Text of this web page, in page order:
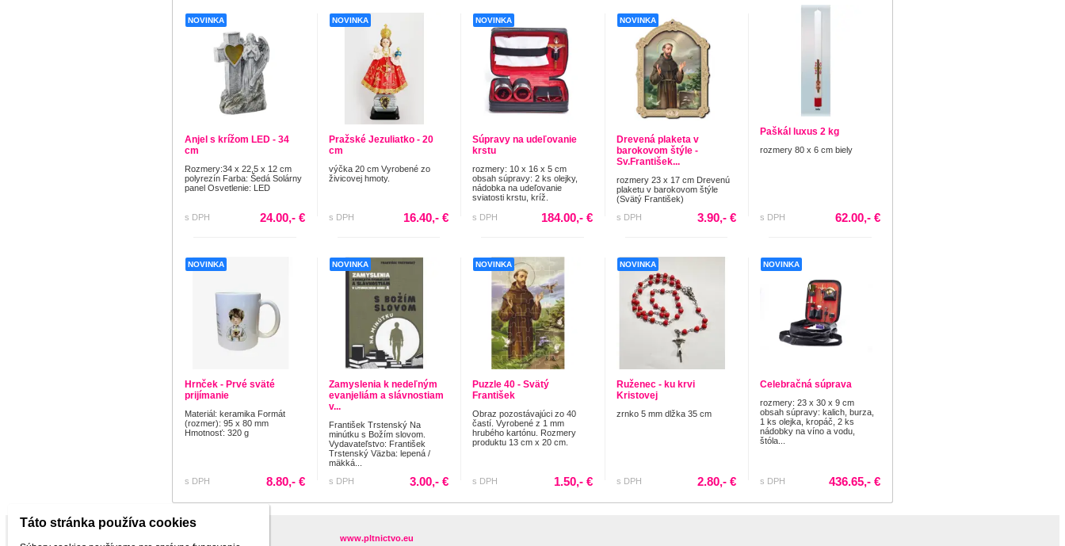
NOVINKA
Anjel s krížom LED - 34
cm
Rozmery:34 x 22,5 x 12 cm
polyrezín Farba: Šedá Solárny
panel Osvetlenie: LED
s DPH 24.00,- €
NOVINKA
Pražské Jezuliatko - 20
cm
výčka 20 cm Vyrobené zo
živicovej hmoty.
s DPH 16.40,- €
NOVINKA
Súpravy na udeľovanie
krstu
rozmery: 10 x 16 x 5 cm
obsah súpravy: 2 ks olejky,
nádobka na udeľovanie
sviatosti krstu, kríž.
s DPH 184.00,- €
NOVINKA
Drevená plaketa v
barokovom štýle -
Sv.František...
rozmery 23 x 17 cm Drevenú
plaketu v barokovom štýle
(Svätý František)
s DPH
3.90,- €
Paškál luxus 2 kg
rozmery 80 x 6 cm biely
s DPH 62.00,- €
NOVINKA
Hrnček - Prvé sväté
prijímanie
Materiál: keramika Formát
(rozmer): 95 x 80 mm
Hmotnosť: 320 g
s DPH 8.80,- €
NOVINKA
Zamyslenia k nedeľným
evanjeliám a slávnostiam
v...
František Trstenský Na
minútku s Božím slovom.
Vydavateľstvo: František
Trstenský Väzba: lepená /
mäkká...
s DPH
3.00,- €
NOVINKA
Puzzle 40 - Svätý
František
Obraz pozostávajúci zo 40
častí. Vyrobené z 1 mm
hrubého kartónu. Rozmery
produktu 13 cm x 20 cm.
s DPH 1.50,- €
NOVINKA
Ruženec - ku krvi
Kristovej
zrnko 5 mm dlžka 35 cm
s DPH 2.80,- €
NOVINKA
Celebračná súprava
rozmery: 23 x 30 x 9 cm
obsah súpravy: kalich, burza,
1 ks olejka, kropáč, 2 ks
nádobky na víno a vodu,
štóla...
s DPH 436.65,- €
www.pltnictvo.eu
Táto stránka používa cookies